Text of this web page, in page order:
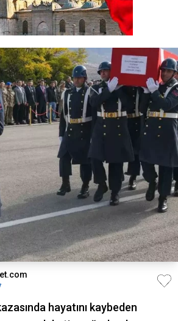
hayatını kaybeden